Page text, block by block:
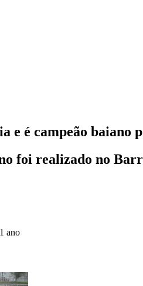
é campeão baiano
foi realizado no
ano